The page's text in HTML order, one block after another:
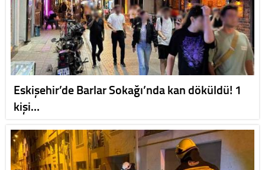
Eskişehir’de Barlar Sokağı’nda kan döküldü! 1
kişi…